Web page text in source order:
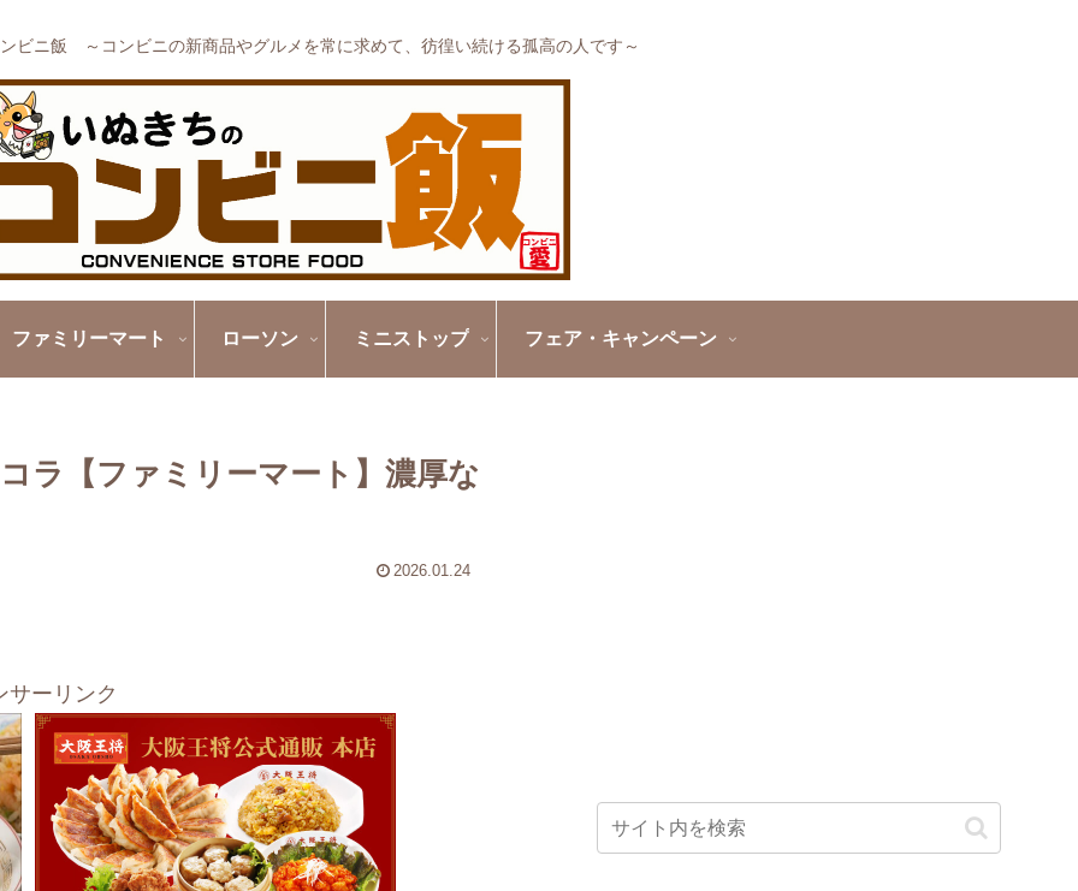
ビニ飯 ～コンビニの新商品やグルメを常に求めて、彷徨い続ける孤高の人です～
ファミリーマート ローソン ミニストップ フェア・キャンペーン
ラ【ファミリーマート】濃厚な
2026.01.24
サーリンク